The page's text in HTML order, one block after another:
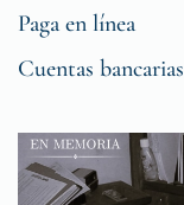
Paga en línea
Cuentas bancarias